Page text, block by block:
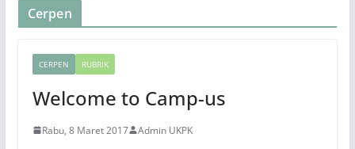
Cerpen
CERPEN RUBRIK
Welcome to Camp-us
Rabu, 8 Maret 2017 Admin UKPK